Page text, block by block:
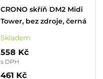
CRONO skříň DM2 Midi
Tower, bez zdroje, černá
Skladem
558 Kč
s DPH
461 Kč